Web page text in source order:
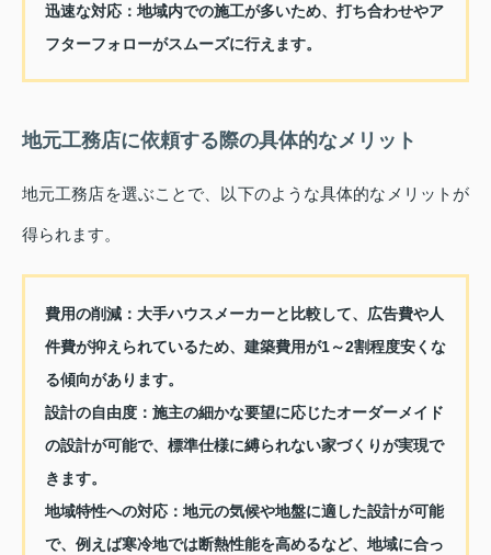
迅速な対応：地域内での施工が多いため、打ち合わせやア
フターフォローがスムーズに行えます。
地元工務店に依頼する際の具体的なメリット
地元工務店を選ぶことで、以下のような具体的なメリットが
得られます。
費用の削減：大手ハウスメーカーと比較して、広告費や人
件費が抑えられているため、建築費用が1～2割程度安くな
る傾向があります。
設計の自由度：施主の細かな要望に応じたオーダーメイド
の設計が可能で、標準仕様に縛られない家づくりが実現で
きます。
地域特性への対応：地元の気候や地盤に適した設計が可能
で、例えば寒冷地では断熱性能を高めるなど、地域に合っ